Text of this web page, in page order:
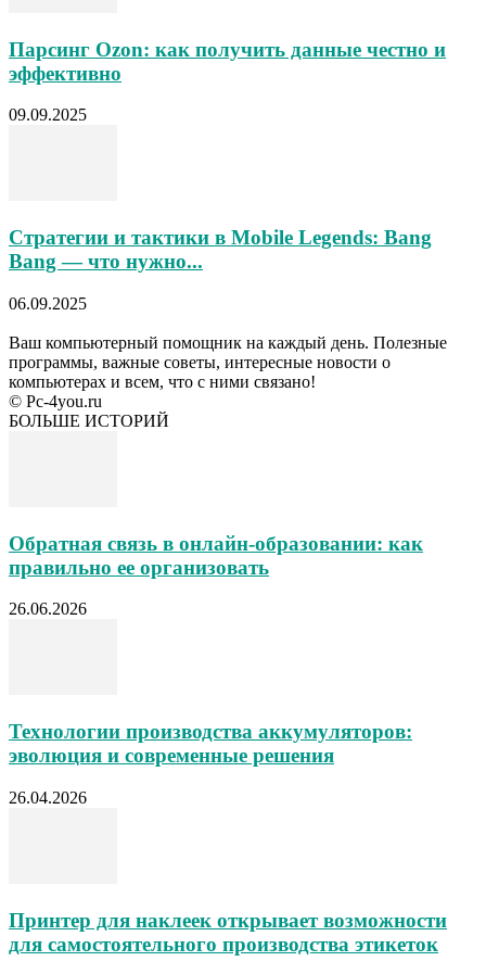
Парсинг Ozon: как получить данные честно и
эффективно
09.09.2025
Стратегии и тактики в Mobile Legends: Bang
Bang — что нужно...
06.09.2025
Ваш компьютерный помощник на каждый день. Полезные
программы, важные советы, интересные новости о
компьютерах и всем, что с ними связано!
© Pc-4you.ru
БОЛЬШЕ ИСТОРИЙ
Обратная связь в онлайн-образовании: как
правильно ее организовать
26.06.2026
Технологии производства аккумуляторов:
эволюция и современные решения
26.04.2026
Принтер для наклеек открывает возможности
для самостоятельного производства этикеток